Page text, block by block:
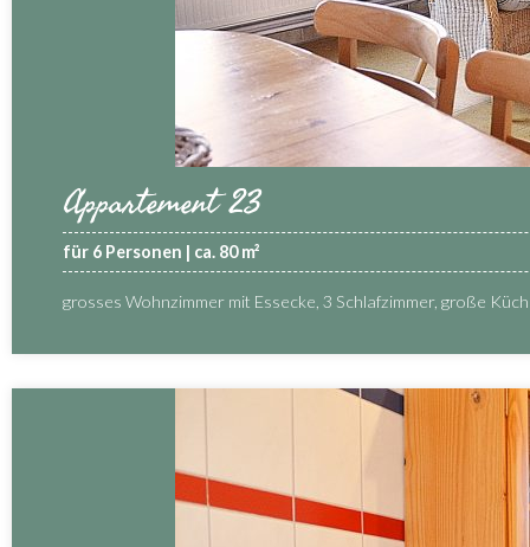
Appartement 23
für 6 Personen | ca. 80 m²
grosses Wohnzimmer mit Essecke, 3 Schlafzimmer, große